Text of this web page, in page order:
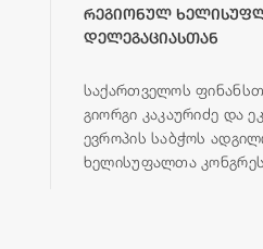
რეგიონულ
დელეგაციასთან
საქართველოს
გიორგი კაკაურიძე და
ევროპის საბჭოს
ხელისუფალთა